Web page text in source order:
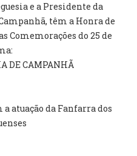
e a Presidente da
têm a Honra de
Comemorações do 25 de
DE CAMPANHÃ
a atuação da Fanfarra dos